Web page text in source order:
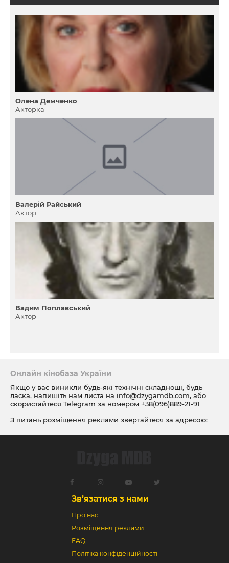
Олена Демченко
Акторка
Валерій Райський
Актор
Вадим Поплавський
Актор
Онлайн кінобаза України
Якщо у вас виникли будь-які технічні складнощі, будь
ласка, напишіть нам листа на info@dzygamdb.com, або
скористайтеся Telegram за номером +38(096)889-21-91
З питань розміщення реклами звертайтеся за адресою:
посиланням
Зв’язатися з нами
Про нас
Розміщення реклами
FAQ
Політіка конфіденційності